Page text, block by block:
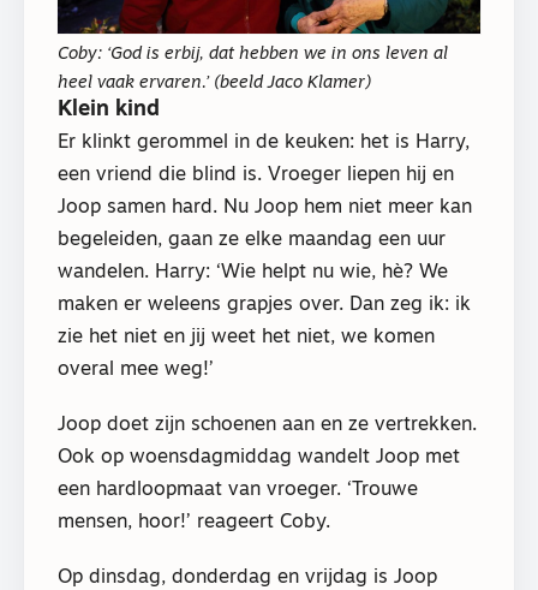
Coby: ‘God is erbij, dat hebben we in ons leven al
heel vaak ervaren.’ (beeld Jaco Klamer)
Klein kind
Er klinkt gerommel in de keuken: het is Harry,
een vriend die blind is. Vroeger liepen hij en
Joop samen hard. Nu Joop hem niet meer kan
begeleiden, gaan ze elke maandag een uur
wandelen. Harry: ‘Wie helpt nu wie, hè? We
maken er weleens grapjes over. Dan zeg ik: ik
zie het niet en jij weet het niet, we komen
overal mee weg!’
Joop doet zijn schoenen aan en ze vertrekken.
Ook op woensdagmiddag wandelt Joop met
een hardloopmaat van vroeger. ‘Trouwe
mensen, hoor!’ reageert Coby.
Op dinsdag, donderdag en vrijdag is Joop